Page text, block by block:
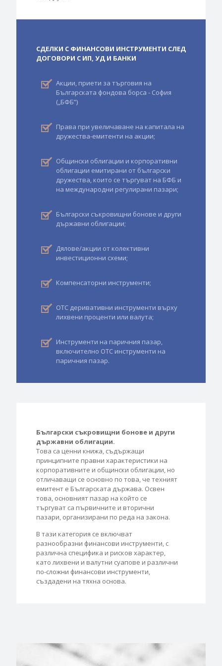
СДЕЛКИ С ФИНАНСОВИ ИНСТРУМЕНТИ СЛЕД
ДОГОВОРИ С ИП, УД И БАНКИ
Акции, приети за търговия на
Българската фондова борса - София
(„БФБ”)
Права при увеличаване на капитала на
дружества-емитенти на акции;
Общински облигации и корпоративни
облигации емитирани от български
дружества, които се търгуват на БФБ и
на международни регулирани пазари;
Български съкровищни бонове и други
държавни облигации;
Дялове/акции от колективни
инвестиционни схеми;
Компенсаторни инструменти;
ОTC деривативни инструменти върху
лихвени проценти или валута;
Инструменти на паричния пазар,
включително ОТС инструменти на
паричния пазар.
Български съкровищни бонове и други
държавни облигации.
Това са ценни книжа, съдържащи
принципните правни характеристики на
корпоративните и общински облигации, но
отличаващи се основно по това, че техният
емитент е Българската държава. Освен
това, основният пазар на който се
търгуват са първичните и вторични
пазари, организирани по реда на закона.
В тази категория се включват
разнообразни финансови инструменти, с
различна специфика и рисков характер,
като лихвени и валутни суапове и различни
по-сложни финансови инструменти,
създадени на тяхна основа.